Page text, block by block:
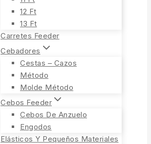
12 Ft
13 Ft
Carretes Feeder
Cebadores
Cestas – Cazos
Método
Molde Método
Cebos Feeder
Cebos De Anzuelo
Engodos
Elásticos Y Pequeños Materiales